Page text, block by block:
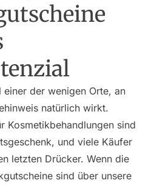
einer der wenigen Orte, an
natürlich wirkt.
Kosmetikbehandlungen sind
und viele Käufer
letzten Drücker. Wenn die
sind über unsere